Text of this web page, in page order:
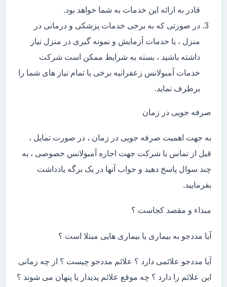
قادر به ارائه این خدمات به شما خواهد بود.
در صورتی که به برخی خدمات پزشکی و درمانی در
منزل ، یا خدمات آزمایش و نمونه گیری در منزل نیاز
داشته باشید ، بسته به شرایط ممکن است شرکت
خدمات آمبولانس زعفرانیه برخی یا تمام نیاز های شما را
برطرف نماید.
صرفه جویی در زمان
به جهت اهمیت صرفه جویی در زمان ، در صورت تمایل ،
قبل از تماس با شرکت جهت اجاره آمبولانس خصوصی ، به
چند سوال پاسخ دهید و جواب آنها در یک برگه یادداشت
بفرمایید.
مبداء و مقصد کجاست ؟
آیا مددجو به بیماری یا بیماری هایی مبتلا است ؟
آیا مددجو علائمی دارد ؟ علائم مددجو چیست ؟ از چه زمانی
این علائم را دارد ؟ چه موقع علائم پدیدار یا پنهان می شوند ؟